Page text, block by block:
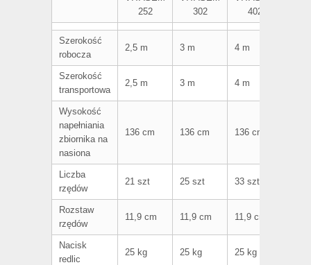
252
302
402
Szerokość
robocza
2,5 m 3 m 4 m
Szerokość
transportowa
2,5 m 3 m 4 m
Wysokość
napełniania
zbiornika na
nasiona
136 cm 136 cm 136 cm
Liczba
rzędów
21 szt 25 szt 33 szt
Rozstaw
rzędów
11,9 cm 11,9 cm 11,9 cm
Nacisk
redlic
25 kg 25 kg 25 kg